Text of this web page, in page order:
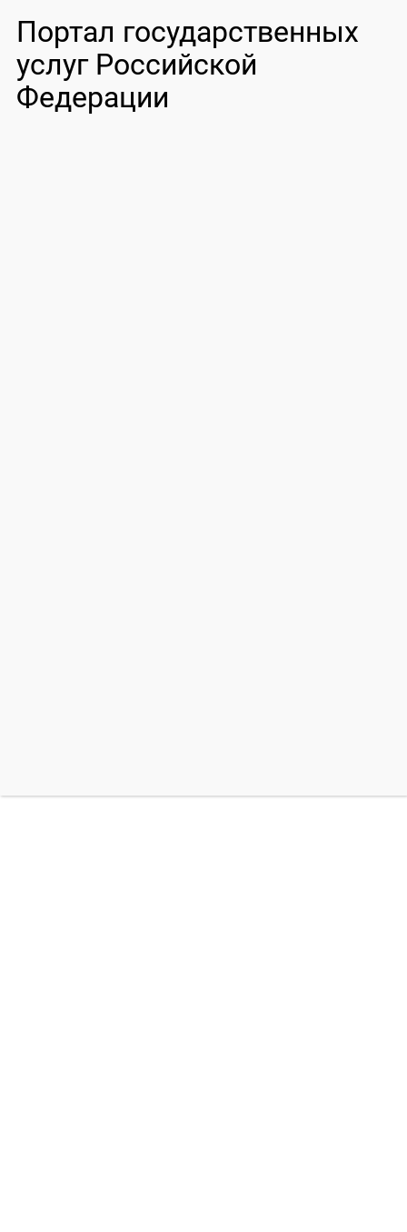
Портал государственных
услуг Российской
Федерации